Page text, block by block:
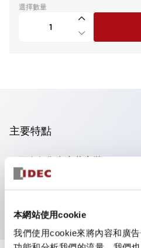
本網站使用cookie
我們使用cookie來將內容和廣
選擇數量
主要特點
可進行集合密著安裝
附鎖選擇開關採用高安全性